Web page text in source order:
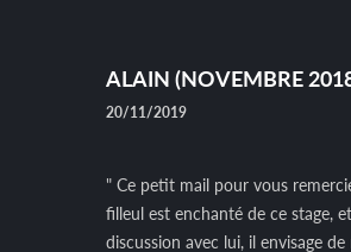
ALAIN (NOVEMBRE
20/11/2019
" Ce petit mail pour vous
filleul est enchanté de ce stage,
discussion avec lui, il envisage